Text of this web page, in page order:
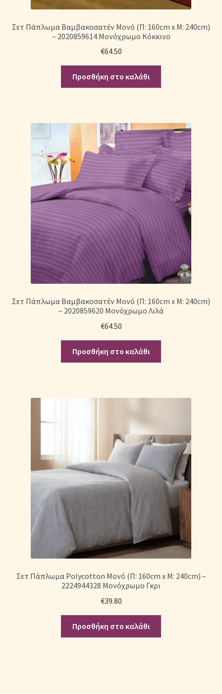
Σετ Πάπλωμα Βαμβακοσατέν Μονό (Π: 160cm x Μ: 240cm)
– 2020859614 Μονόχρωμο Κόκκινο
€64.50
Προσθήκη στο καλάθι
Σετ Πάπλωμα Βαμβακοσατέν Μονό (Π: 160cm x Μ: 240cm)
– 2020859620 Μονόχρωμο Λιλά
€64.50
Προσθήκη στο καλάθι
Σετ Πάπλωμα Polycotton Mονό (Π: 160cm x Μ: 240cm) –
2224944328 Μονόχρωμο Γκρι
€39.80
Προσθήκη στο καλάθι